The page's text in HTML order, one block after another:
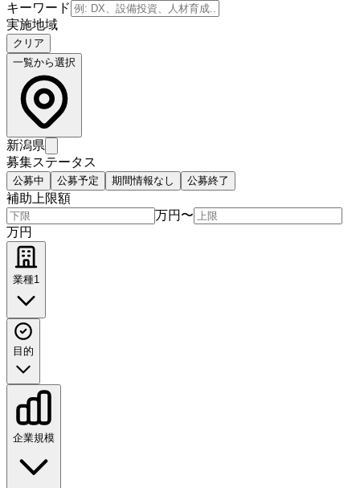
キーワード
実施地域
クリア
一覧から選択
新潟県
募集ステータス
公募中 公募予定 期間情報なし 公募終了
補助上限額
万円 〜
万円
業種1
目的
企業規模